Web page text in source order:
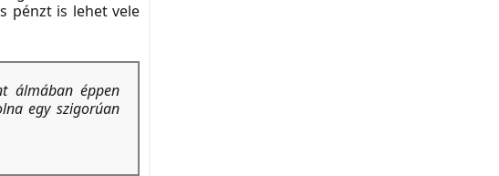
pénzt is lehet vele
álmában éppen
egy szigorúan